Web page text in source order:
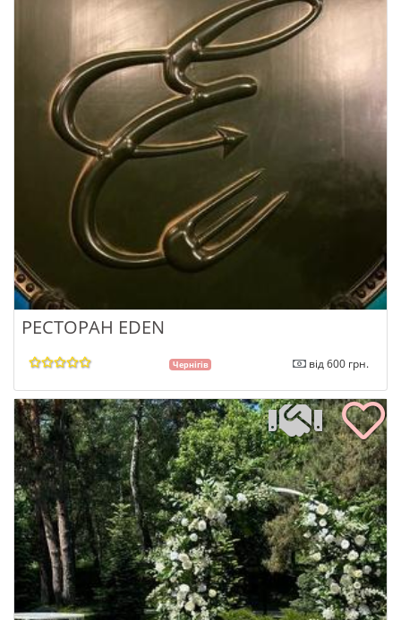
РЕСТОРАН EDEN
Чернігів від 600 грн.